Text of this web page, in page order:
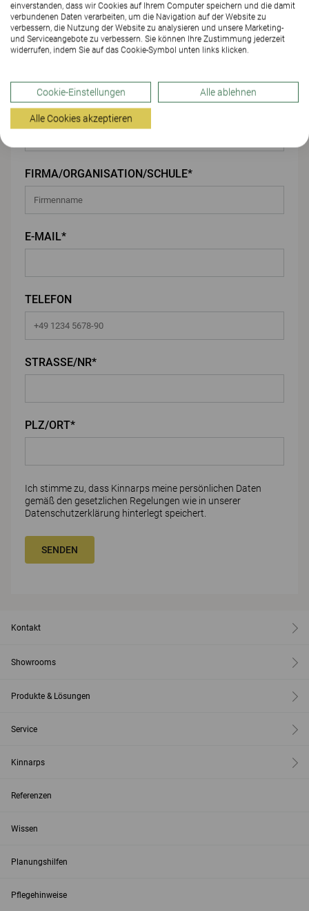
Ihre Angaben
VORNAME*
NACHNAME*
FIRMA/ORGANISATION/SCHULE*
E-MAIL*
TELEFON
STRASSE/NR*
PLZ/ORT*
Ich stimme zu, dass Kinnarps meine persönlichen Daten
gemäß den gesetzlichen Regelungen wie in unserer
Datenschutzerklärung hinterlegt speichert.
SENDEN
Kontakt
Showrooms
Produkte & Lösungen
Service
Kinnarps
Referenzen
Wissen
Planungshilfen
Pflegehinweise
einverstanden, dass wir Cookies auf Ihrem Computer speichern und die damit
verbundenen Daten verarbeiten, um die Navigation auf der Website zu
verbessern, die Nutzung der Website zu analysieren und unsere Marketing-
und Serviceangebote zu verbessern. Sie können Ihre Zustimmung jederzeit
widerrufen, indem Sie auf das Cookie-Symbol unten links klicken.
Cookie-Einstellungen Alle ablehnen
Alle Cookies akzeptieren